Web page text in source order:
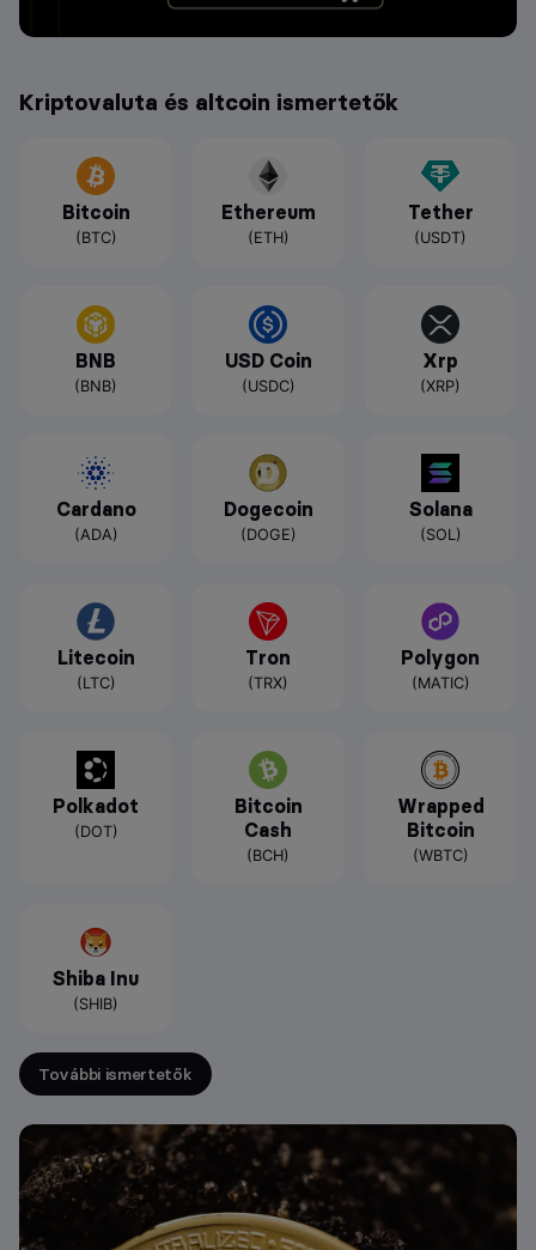
Kriptovaluta és altcoin ismertetők
Bitcoin
(BTC)
Ethereum
(ETH)
Tether
(USDT)
BNB
(BNB)
USD Coin
(USDC)
Xrp
(XRP)
Cardano
(ADA)
Dogecoin
(DOGE)
Solana
(SOL)
Litecoin
(LTC)
Tron
(TRX)
Polygon
(MATIC)
Polkadot
(DOT)
Bitcoin
Cash
(BCH)
Wrapped
Bitcoin
(WBTC)
Shiba Inu
(SHIB)
További ismertetők